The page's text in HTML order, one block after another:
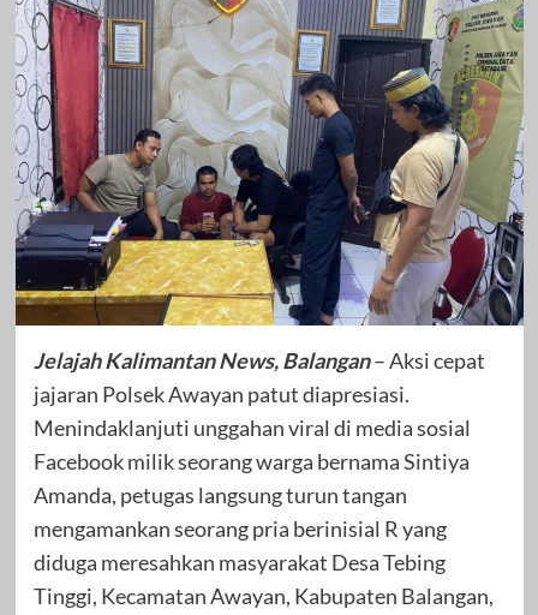
Jelajah Kalimantan News, Balangan– Aksi cepat
jajaran Polsek Awayan patut diapresiasi.
Menindaklanjuti unggahan viral di media sosial
Facebook milik seorang warga bernama Sintiya
Amanda, petugas langsung turun tangan
mengamankan seorang pria berinisial R yang
diduga meresahkan masyarakat Desa Tebing
Tinggi, Kecamatan Awayan, Kabupaten Balangan,